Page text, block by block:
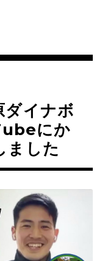
ダイナボ
にか
ました